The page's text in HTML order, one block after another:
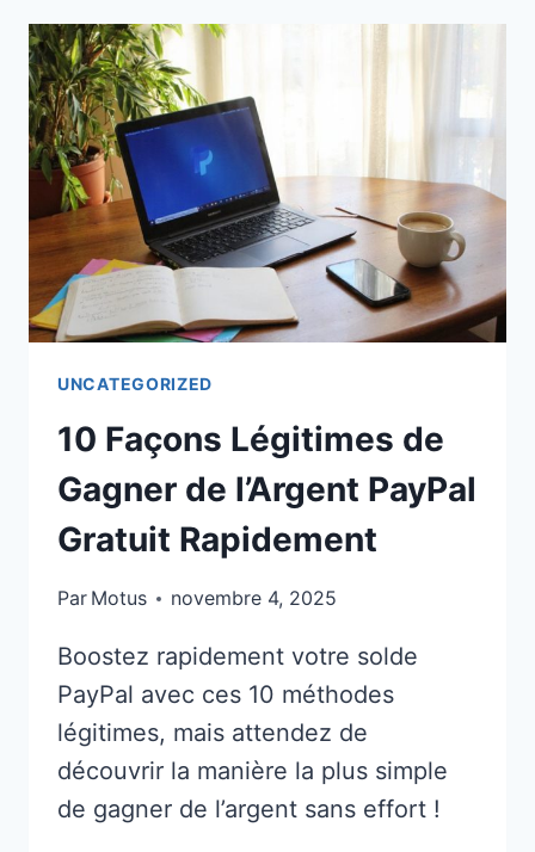
$
RAPIDEMENT
UNCATEGORIZED
10 Façons Légitimes de
Gagner de l’Argent PayPal
Gratuit Rapidement
Par Motus novembre 4, 2025
Boostez rapidement votre solde
PayPal avec ces 10 méthodes
légitimes, mais attendez de
découvrir la manière la plus simple
de gagner de l’argent sans effort !